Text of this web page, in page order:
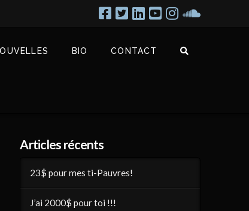
BIO CONTACT
Articles récents
23$ pour mes ti-Pauvres!
J’ai 2000$ pour toi !!!